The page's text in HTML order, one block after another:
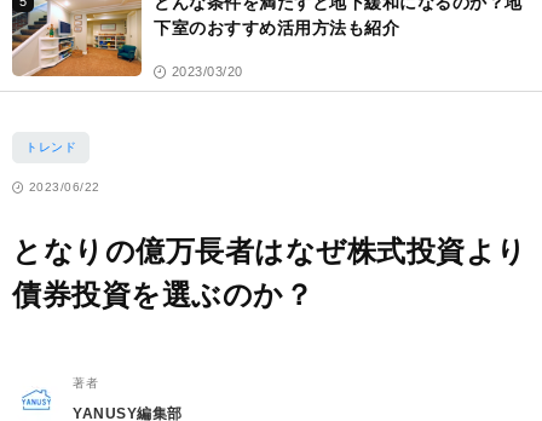
下室のおすすめ活用方法も紹介
2023/03/20
トレンド
2023/06/22
となりの億万長者はなぜ株式投資より
債券投資を選ぶのか？
著者
YANUSY編集部